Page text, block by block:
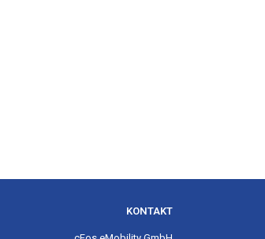
KONTAKT